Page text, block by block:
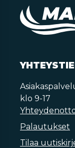
klo 9-17
Palautukset
Tilaa